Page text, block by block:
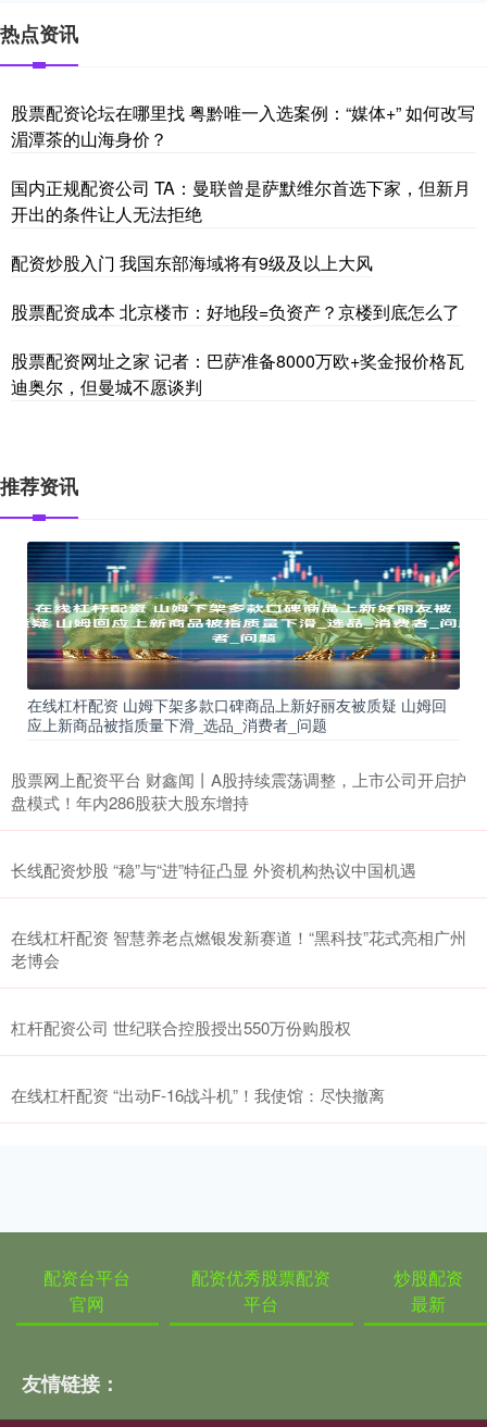
热点资讯
股票配资论坛在哪里找 粤黔唯一入选案例：“媒体+” 如何改写
湄潭茶的山海身价？
国内正规配资公司 TA：曼联曾是萨默维尔首选下家，但新月
开出的条件让人无法拒绝
配资炒股入门 我国东部海域将有9级及以上大风
股票配资成本 北京楼市：好地段=负资产？京楼到底怎么了
股票配资网址之家 记者：巴萨准备8000万欧+奖金报价格瓦
迪奥尔，但曼城不愿谈判
推荐资讯
在线杠杆配资 山姆下架多款口碑商品上新好丽友被质疑 山姆回
应上新商品被指质量下滑_选品_消费者_问题
股票网上配资平台 财鑫闻丨A股持续震荡调整，上市公司开启护
盘模式！年内286股获大股东增持
长线配资炒股 “稳”与“进”特征凸显 外资机构热议中国机遇
在线杠杆配资 智慧养老点燃银发新赛道！“黑科技”花式亮相广州
老博会
杠杆配资公司 世纪联合控股授出550万份购股权
在线杠杆配资 “出动F-16战斗机”！我使馆：尽快撤离
配资台平台
官网
配资优秀股票配资
平台
炒股配资
最新
友情链接：